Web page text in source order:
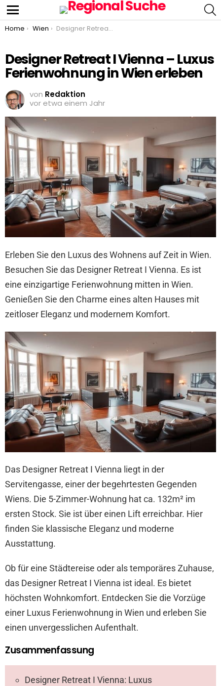
Menu
You are here:
Home Wien Designer Retreat I Vienna – Luxus Ferienwohnung in Wien erleben
Designer Retreat I Vienna – Luxus
Ferienwohnung in Wien erleben
von Redaktion
vor etwa einem Jahr
Erleben Sie den Luxus des Wohnens auf Zeit in Wien.
Besuchen Sie das Designer Retreat I Vienna. Es ist
eine einzigartige Ferienwohnung mitten in Wien.
Genießen Sie den Charme eines alten Hauses mit
zeitloser Eleganz und modernem Komfort.
Das Designer Retreat I Vienna liegt in der
Servitengasse, einer der begehrtesten Gegenden
Wiens. Die 5-Zimmer-Wohnung hat ca. 132m² im
ersten Stock. Sie ist über einen Lift erreichbar. Hier
finden Sie klassische Eleganz und moderne
Ausstattung.
Ob für eine Städtereise oder als temporäres Zuhause,
das Designer Retreat I Vienna ist ideal. Es bietet
höchsten Wohnkomfort. Entdecken Sie die Vorzüge
einer Luxus Ferienwohnung in Wien und erleben Sie
einen unvergesslichen Aufenthalt.
Zusammenfassung
Designer Retreat I Vienna: Luxus